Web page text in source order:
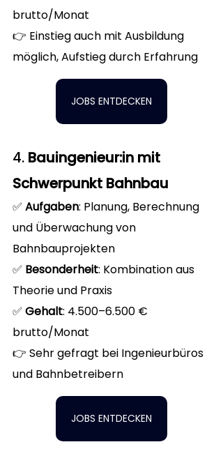
brutto/Monat
👉 Einstieg auch mit Ausbildung
möglich, Aufstieg durch Erfahrung
JOBS ENTDECKEN
4. Bauingenieur:in mit
Schwerpunkt Bahnbau
✅ Aufgaben: Planung, Berechnung
und Überwachung von
Bahnbauprojekten
✅ Besonderheit: Kombination aus
Theorie und Praxis
✅ Gehalt: 4.500–6.500 €
brutto/Monat
👉 Sehr gefragt bei Ingenieurbüros
und Bahnbetreibern
JOBS ENTDECKEN